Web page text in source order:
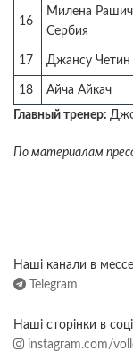
16
Милена
Сербия
17 Джансу Четин
18 Айча Айкач
Главный тренер:
По материалам
Наші канали в
Telegram
Наші сторінки в
instagram.com/